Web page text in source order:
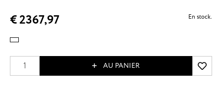
€ 2367,97 En stock.
AU PANIER